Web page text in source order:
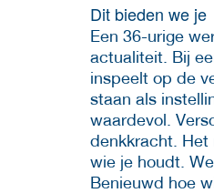
Dit bieden we je
Een 36-urige
actualiteit. Bij
inspeelt op de
staan als
waardevol.
denkkracht. Het
wie je houdt.
Benieuwd hoe